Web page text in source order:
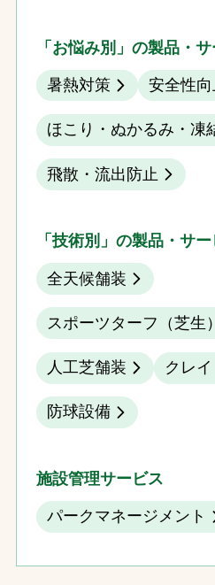
「お悩み別」の製品・
暑熱対策 安全性向
ほこり・ぬかるみ・凍
飛散・流出防止
「技術別」の製品・サ
全天候舗装
スポーツターフ（芝生
人工芝舗装 クレ
防球設備
施設管理サービス
パークマネージメント